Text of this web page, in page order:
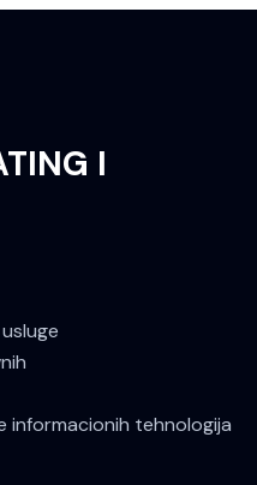
I
informacionih tehnologija